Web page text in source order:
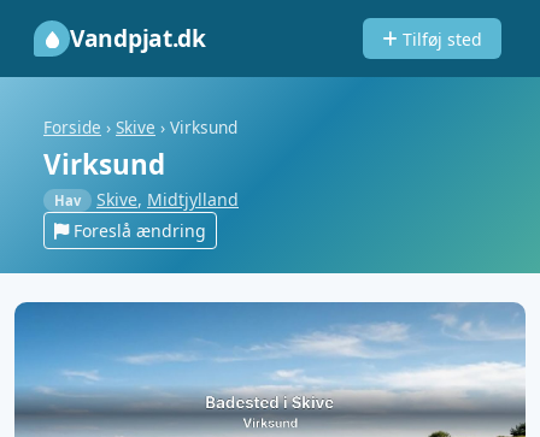
Vandpjat.dk Tilføj sted
Forside › Skive › Virksund
Virksund
Hav Skive, Midtjylland
Foreslå ændring